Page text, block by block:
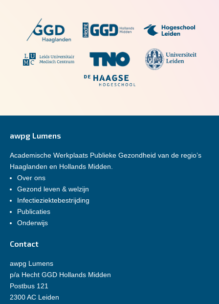
awpg Lumens
Academische Werkplaats Publieke Gezondheid van de regio’s
Haaglanden en Hollands Midden.
Over ons
Gezond leven & welzijn
Infectieziektebestrijding
Publicaties
Onderwijs
Contact
awpg Lumens
p/a Hecht GGD Hollands Midden
Postbus 121
2300 AC Leiden